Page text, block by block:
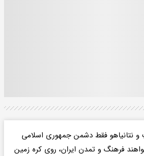
نتانیاهو فقط دشمن جمهوری اسلامی
فرهنگ و تمدن ایران، روی کره زمین